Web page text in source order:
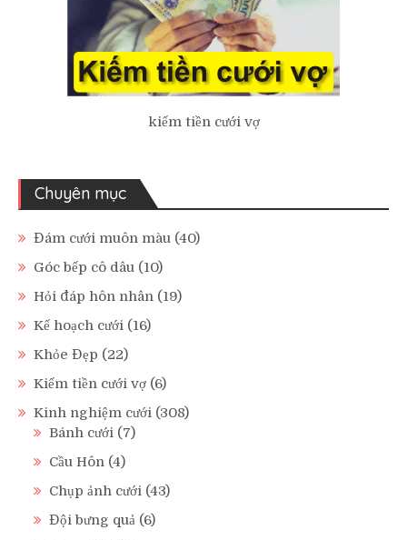
kiếm tiền cưới vợ
Chuyên mục
Đám cưới muôn màu (40)
Góc bếp cô dâu (10)
Hỏi đáp hôn nhân (19)
Kế hoạch cưới (16)
Khỏe Đẹp (22)
Kiếm tiền cưới vợ (6)
Kinh nghiệm cưới (308)
Bánh cưới (7)
Cầu Hôn (4)
Chụp ảnh cưới (43)
Đội bưng quả (6)